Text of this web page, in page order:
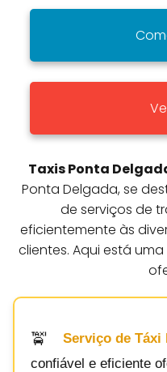
Taxis Ponta
Ponta Delgada, se
de serviços de
eficientemente às
clientes. Aqui está
Serviço de Táxi
confiável e eficiente